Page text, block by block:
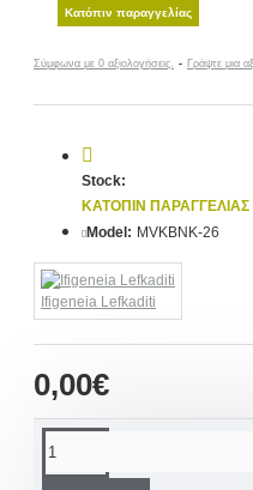
Κατόπιν παραγγελίας
Σύμφωνα με 0 αξιολογήσεις. - Γράψτε μια
0,00€
Stock:
ΚΑΤΌΠΙΝ ΠΑΡΑΓΓΕΛΊΑΣ
Model: MVKBNK-26
Ifigeneia Lefkaditi